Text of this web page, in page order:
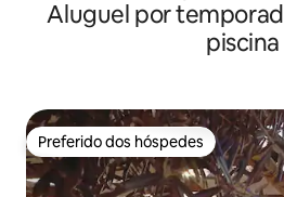
Aluguel por
piscina
Preferido dos hóspedes
Preferido dos hóspedes